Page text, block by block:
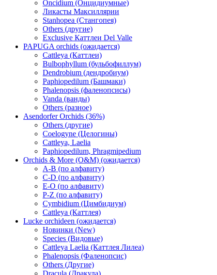
Oncidium (Онцидиумные)
Ликасты Максиллярии
Stanhopea (Стангопея)
Others (другие)
Exclusive Каттлеи Del Valle
PAPUGA orchids (ожидается)
Cattleya (Каттлеи)
Bulbophyllum (бульбофиллум)
Dendrobium (дендробиум)
Paphiopedilum (Башмаки)
Phalenopsis (фаленопсисы)
Vanda (ванды)
Others (разное)
Asendorfer Orchids (36%)
Others (другие)
Coelogyne (Целогины)
Cattleya, Laelia
Paphiopedilum, Phragmipedium
Orchids & More (O&M) (ожидается)
A-B (по алфавиту)
C-D (по алфавиту)
E-O (по алфавиту)
P-Z (по алфавиту)
Cymbidium (Цимбидиум)
Cattleya (Каттлея)
Lucke orchideen (ожидается)
Новинки (New)
Species (Видовые)
Cattleya Laelia (Каттлея Лилеа)
Phalenopsis (Фаленопсис)
Others (Другие)
Dracula (Дракула)